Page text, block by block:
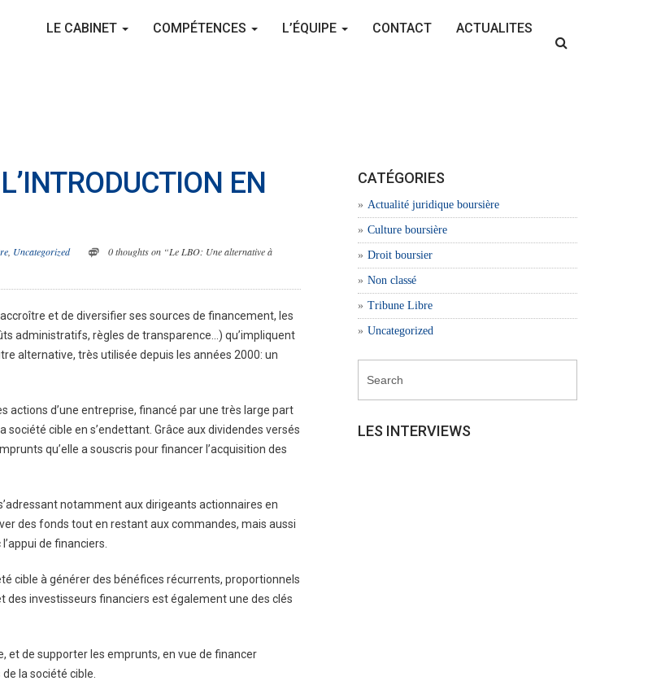
LE CABINET COMPÉTENCES L’ÉQUIPE CONTACT ACTUALITES
EN
Uncategorized
0 thoughts on “Le LBO: Une alternative à
et de diversifier ses sources de financement, les
administratifs, règles de transparence…) qu’impliquent
alternative, très utilisée depuis les années 2000: un
actions d’une entreprise, financé par une très large part
cible en s’endettant. Grâce aux dividendes versés
qu’elle a souscris pour financer l’acquisition des
notamment aux dirigeants actionnaires en
des fonds tout en restant aux commandes, mais aussi
de financiers.
cible à générer des bénéfices récurrents, proportionnels
des investisseurs financiers est également une des clés
et de supporter les emprunts, en vue de financer
la société cible.
CATÉGORIES
Actualité juridique boursière
Culture boursière
Droit boursier
Non classé
Tribune Libre
Uncategorized
LES INTERVIEWS